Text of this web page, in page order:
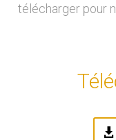
télécharger pour